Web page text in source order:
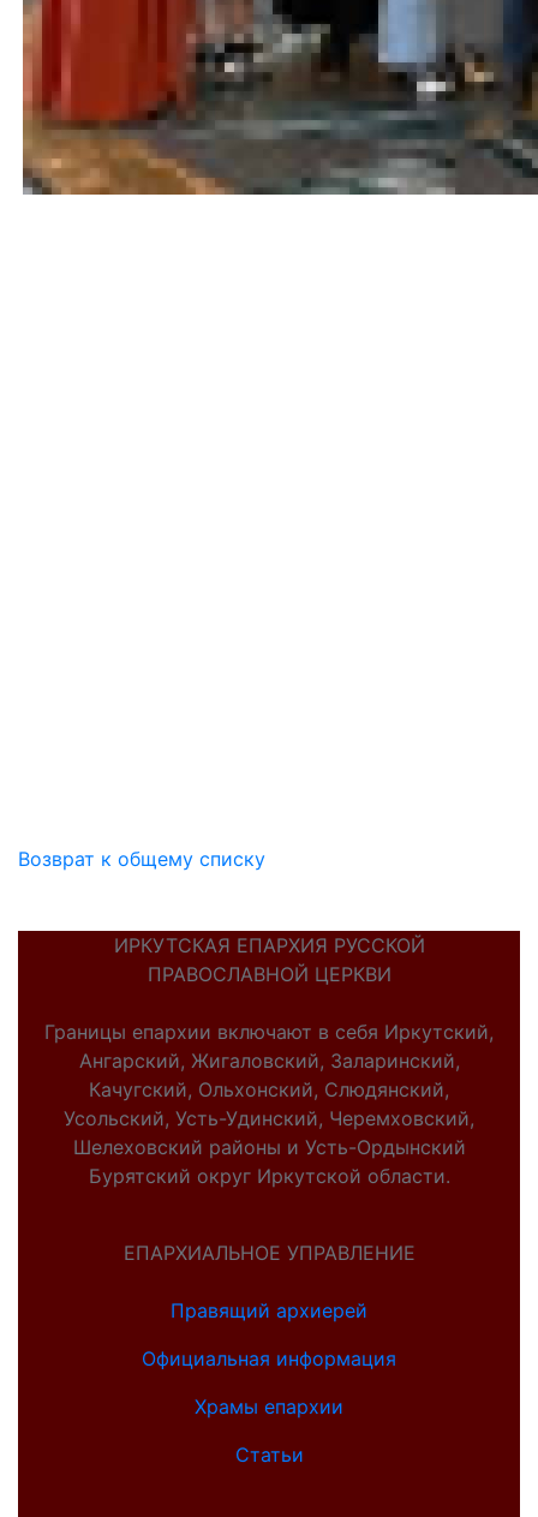
Возврат к общему списку
ИРКУТСКАЯ ЕПАРХИЯ РУССКОЙ
ПРАВОСЛАВНОЙ ЦЕРКВИ
Границы епархии включают в себя Иркутский,
Ангарский, Жигаловский, Заларинский,
Качугский, Ольхонский, Слюдянский,
Усольский, Усть-Удинский, Черемховский,
Шелеховский районы и Усть-Ордынский
Бурятский округ Иркутской области.
ЕПАРХИАЛЬНОЕ УПРАВЛЕНИЕ
Правящий архиерей
Официальная информация
Храмы епархии
Статьи